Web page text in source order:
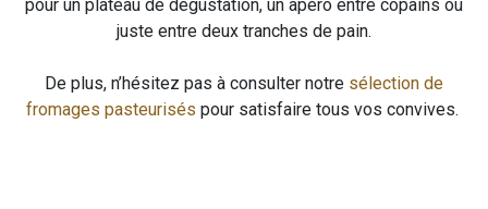
pour un plateau de dégustation, un apéro entre copains ou
juste entre deux tranches de pain.
De plus, n’hésitez pas à consulter notre sélection de
fromages pasteurisés pour satisfaire tous vos convives.